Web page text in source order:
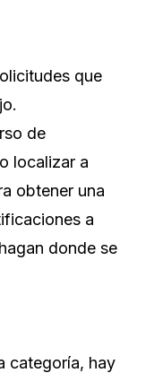
que
de
localizar a
obtener una
a
donde se
categoría, hay